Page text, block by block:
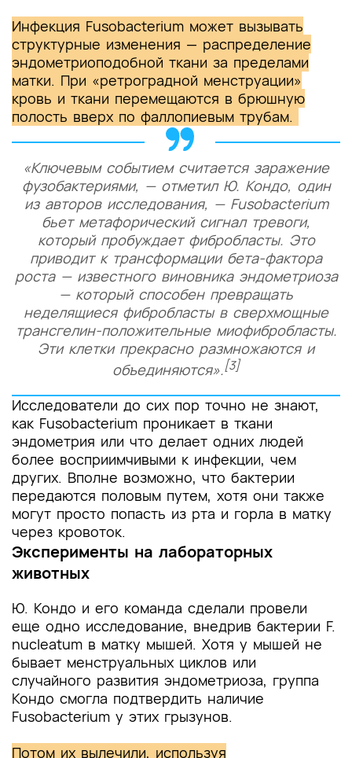
Инфекция Fusobacterium может вызывать
структурные изменения — распределение
эндометриоподобной ткани за пределами
матки. При «ретроградной менструации»
кровь и ткани перемещаются в брюшную
полость вверх по фаллопиевым трубам.
«Ключевым событием считается заражение
фузобактериями, — отметил Ю. Кондо, один
из авторов исследования, — Fusobacterium
бьет метафорический сигнал тревоги,
который пробуждает фибробласты. Это
приводит к трансформации бета-фактора
роста — известного виновника эндометриоза
— который способен превращать
неделящиеся фибробласты в сверхмощные
трансгелин-положительные миофибробласты.
Эти клетки прекрасно размножаются и
объединяются».[3]
Исследователи до сих пор точно не знают,
как Fusobacterium проникает в ткани
эндометрия или что делает одних людей
более восприимчивыми к инфекции, чем
других. Вполне возможно, что бактерии
передаются половым путем, хотя они также
могут просто попасть из рта и горла в матку
через кровоток.
Эксперименты на лабораторных
животных
Ю. Кондо и его команда сделали провели
еще одно исследование, внедрив бактерии F.
nucleatum в матку мышей. Хотя у мышей не
бывает менструальных циклов или
случайного развития эндометриоза, группа
Кондо смогла подтвердить наличие
Fusobacterium у этих грызунов.
Потом их вылечили, используя